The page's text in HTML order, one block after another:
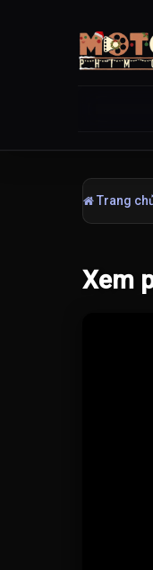
Trang
Xem